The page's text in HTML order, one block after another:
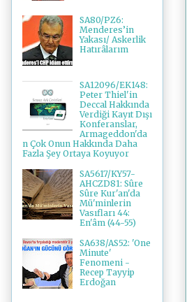
SA80/PZ6:
Menderes’in
Yakası/ Askerlik
Hatırâlarım
SA12096/EK148:
Peter Thiel'in
Deccal Hakkında
Verdiği Kayıt Dışı
Konferanslar,
Armageddon'da
n Çok Onun Hakkında Daha
Fazla Şey Ortaya Koyuyor
SA5617/KY57-
AHCZD81: Sûre
Sûre Kur'an'da
Mü'minlerin
Vasıfları 44:
En'âm (44-55)
SA638/AS52: 'One
Minute'
Fenomeni -
Recep Tayyip
Erdoğan